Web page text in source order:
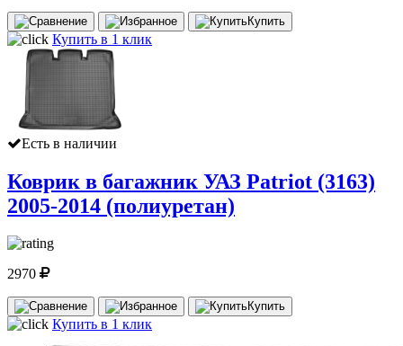
Купить
Купить в 1 клик
Есть в наличии
Коврик в багажник УАЗ Patriot (3163)
2005-2014 (полиуретан)
2970
Купить
Купить в 1 клик